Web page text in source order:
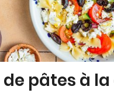
de pâtes à